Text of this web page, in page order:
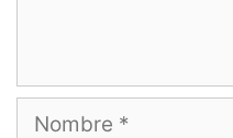
Nombre